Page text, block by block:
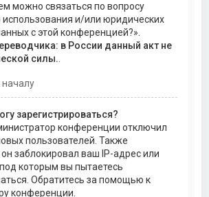
можно связаться по вопросу
использования и/или юридических
с этой конференцией?».
в России данный акт не
силы.
началу
зарегистрироваться?
конференции отключил
пользователей. Также
заблокировал ваш IP-адрес или
которым вы пытаетесь
Обратитесь за помощью к
конференции.